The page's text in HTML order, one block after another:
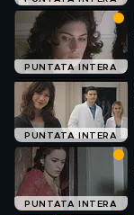
PUNTATA INTERA
PUNTATA INTERA
PUNTATA INTERA